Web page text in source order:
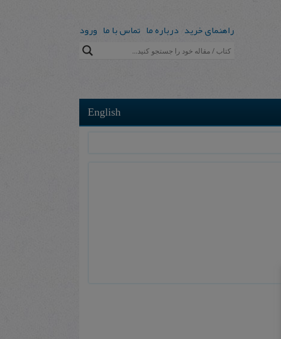
راهنمای خرید درباره ما تماس با ما ورود
English